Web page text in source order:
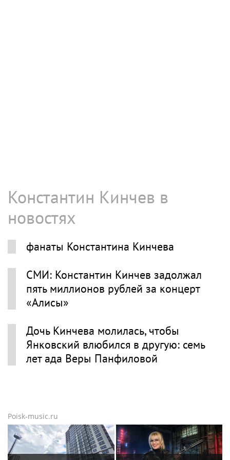
Константин Кинчев в
новостях
фанаты Константина Кинчева
СМИ: Константин Кинчев задолжал
пять миллионов рублей за концерт
«Алисы»
Дочь Кинчева молилась, чтобы
Янковский влюбился в другую: семь
лет ада Веры Панфиловой
Poisk-music.ru